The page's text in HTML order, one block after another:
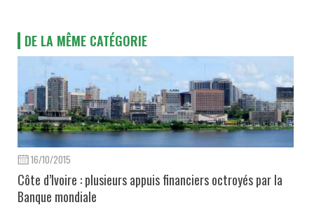
DE LA MÊME CATÉGORIE
16/10/2015
Côte d’Ivoire : plusieurs appuis financiers octroyés par la
Banque mondiale